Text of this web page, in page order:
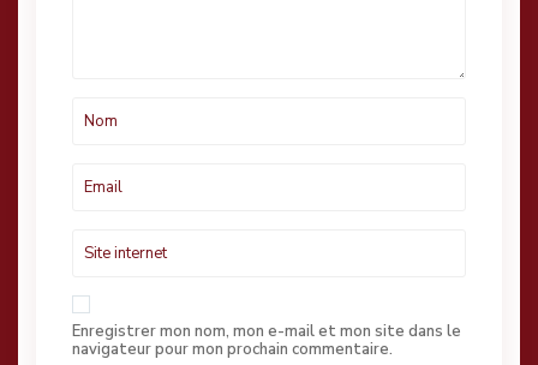
Enregistrer mon nom, mon e-mail et mon site dans le
navigateur pour mon prochain commentaire.